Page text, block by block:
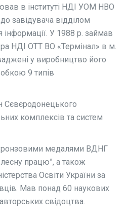
в інституті НДI УОМ НВО
завідувача відділом
інформації. У 1988 р. займав
НДІ ОТТ ВО «Термінал» в м.
у виробництво його
9 типів
Сєвєродонецького
комплексів та систем
медалями ВДНГ
працю”, а також
Освіти України за
Мав понад 60 наукових
свідоцтва.